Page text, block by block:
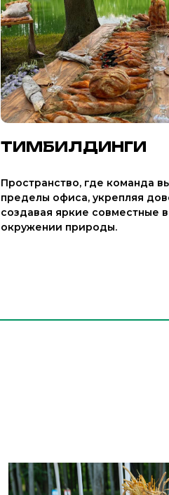
ТИМБИЛДИНГИ
Пространство, где команда
пределы офиса, укрепляя
создавая яркие совместные
окружении природы.